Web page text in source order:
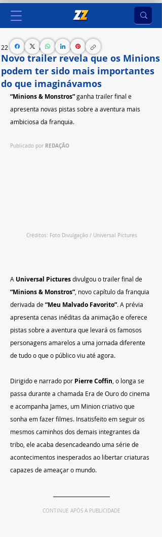
Novo trailer revela que os Minions
podem ter sido mais importantes
do que imaginávamos
22 de jun. 1 min de leitura
“Minions & Monstros” ganha trailer final e
apresenta novas pistas sobre a aventura mais
ambiciosa da franquia.
Publicado por REDAÇÃO
Créditos: Foto Divulgação / Universal Pictures
A Universal Pictures divulgou o trailer final de
“Minions & Monstros” , novo capítulo da franquia
derivada de “Meu Malvado Favorito”. A prévia
apresenta cenas inéditas da animação e oferece
pistas sobre a aventura que levará os famosos
personagens amarelos a uma jornada diferente
de tudo o que o público viu até agora.
Dirigido e narrado por Pierre Coffin , o longa se
passa durante a chamada Era de Ouro do cinema
e acompanha James, um Minion criativo que
sonha em fazer filmes. Insatisfeito em seguir os
mesmos caminhos dos demais integrantes da
tribo, ele acaba desencadeando uma série de
acontecimentos inesperados ao libertar criaturas
capazes de ameaçar o mundo.
CONTINUE APÓS A PUBLICIDADE